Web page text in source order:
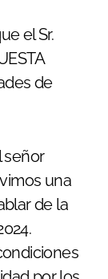
el Sr.
de
señor
una
de la